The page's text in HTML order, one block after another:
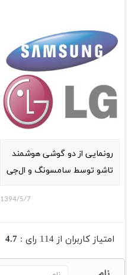
رونمایی از دو گوشی هوشمند
تاشو توسط سامسونگ و ال‌جی
1394/5/7
امتیاز کاربران از 114 رای : 4.7